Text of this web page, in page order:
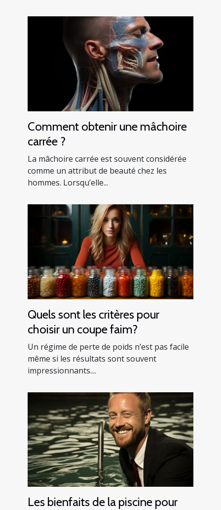
Comment obtenir une mâchoire
carrée ?
La mâchoire carrée est souvent considérée
comme un attribut de beauté chez les
hommes. Lorsqu’elle...
Quels sont les critères pour
choisir un coupe faim?
Un régime de perte de poids n’est pas facile
même si les résultats sont souvent
impressionnants....
Les bienfaits de la piscine pour